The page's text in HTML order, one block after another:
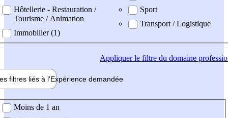
Hôtellerie - Restauration /
Tourisme / Animation
Immobilier (1)
Sport
Transport / Logistique
Appliquerle filtre du domaine
filtres liés à l'Expérience demandée
demandée
Moins de 1 an